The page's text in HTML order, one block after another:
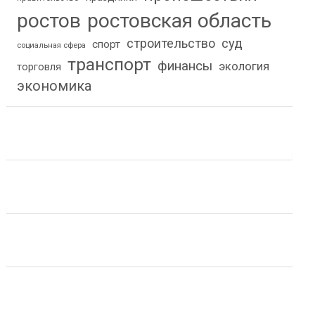
ростов ростовская область
социальная сфера спорт строительство суд
торговля транспорт финансы экология
экономика